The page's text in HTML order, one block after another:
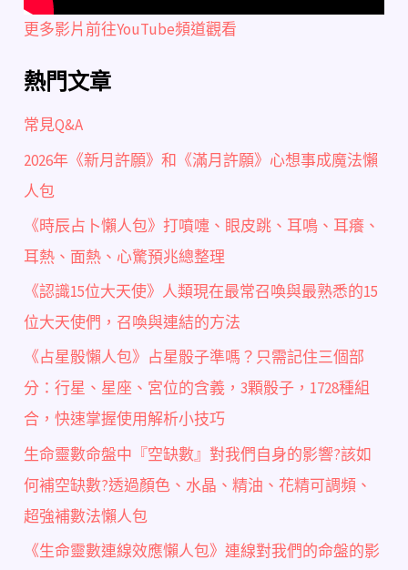
更多影片前往YouTube頻道觀看
熱門文章
常見Q&A
2026年《新月許願》和《滿月許願》心想事成魔法懶
人包
《時辰占卜懶人包》打噴嚏、眼皮跳、耳鳴、耳癢、
耳熱、面熱、心驚預兆總整理
《認識15位大天使》人類現在最常召喚與最熟悉的15
位大天使們，召喚與連結的方法
《占星骰懶人包》占星骰子準嗎？只需記住三個部
分：行星、星座、宮位的含義，3顆骰子，1728種組
合，快速掌握使用解析小技巧
生命靈數命盤中『空缺數』對我們自身的影響?該如
何補空缺數?透過顏色、水晶、精油、花精可調頻、
超強補數法懶人包
《生命靈數連線效應懶人包》連線對我們的命盤的影